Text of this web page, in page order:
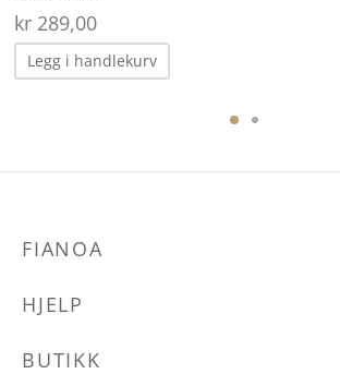
kr289,00
Legg i handlekurv
FIANOA
HJELP
BUTIKK